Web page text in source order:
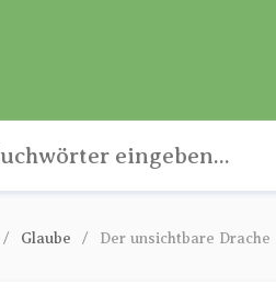
Glaube Der unsichtbare Drache